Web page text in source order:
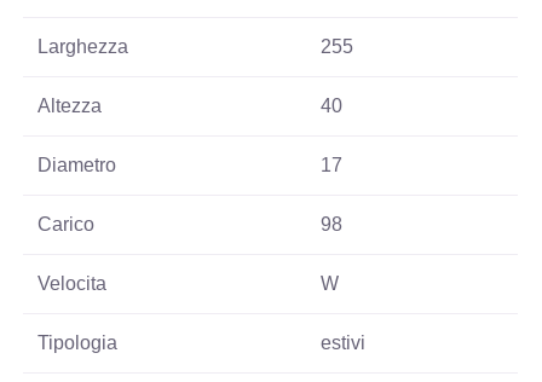
Larghezza 255
Altezza 40
Diametro 17
Carico 98
Velocita W
Tipologia estivi